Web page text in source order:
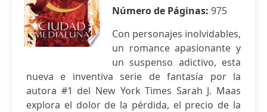
Número de Páginas: 975
Con personajes inolvidables,
un romance apasionante y
un suspenso adictivo, esta
nueva e inventiva serie de fantasía por la
autora #1 del New York Times Sarah J. Maas
explora el dolor de la pérdida, el precio de la